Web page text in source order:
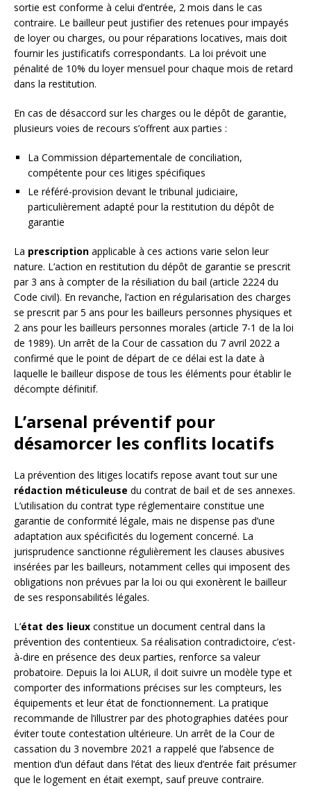
sortie est conforme à celui d’entrée, 2 mois dans le cas
contraire. Le bailleur peut justifier des retenues pour impayés
de loyer ou charges, ou pour réparations locatives, mais doit
fournir les justificatifs correspondants. La loi prévoit une
pénalité de 10% du loyer mensuel pour chaque mois de retard
dans la restitution.
En cas de désaccord sur les charges ou le dépôt de garantie,
plusieurs voies de recours s’offrent aux parties :
La Commission départementale de conciliation,
compétente pour ces litiges spécifiques
Le référé-provision devant le tribunal judiciaire,
particulièrement adapté pour la restitution du dépôt de
garantie
La prescription applicable à ces actions varie selon leur
nature. L’action en restitution du dépôt de garantie se prescrit
par 3 ans à compter de la résiliation du bail (article 2224 du
Code civil). En revanche, l’action en régularisation des charges
se prescrit par 5 ans pour les bailleurs personnes physiques et
2 ans pour les bailleurs personnes morales (article 7-1 de la loi
de 1989). Un arrêt de la Cour de cassation du 7 avril 2022 a
confirmé que le point de départ de ce délai est la date à
laquelle le bailleur dispose de tous les éléments pour établir le
décompte définitif.
L’arsenal préventif pour
désamorcer les conflits locatifs
La prévention des litiges locatifs repose avant tout sur une
rédaction méticuleuse du contrat de bail et de ses annexes.
L’utilisation du contrat type réglementaire constitue une
garantie de conformité légale, mais ne dispense pas d’une
adaptation aux spécificités du logement concerné. La
jurisprudence sanctionne régulièrement les clauses abusives
insérées par les bailleurs, notamment celles qui imposent des
obligations non prévues par la loi ou qui exonèrent le bailleur
de ses responsabilités légales.
L’état des lieux constitue un document central dans la
prévention des contentieux. Sa réalisation contradictoire, c’est-
à-dire en présence des deux parties, renforce sa valeur
probatoire. Depuis la loi ALUR, il doit suivre un modèle type et
comporter des informations précises sur les compteurs, les
équipements et leur état de fonctionnement. La pratique
recommande de l’illustrer par des photographies datées pour
éviter toute contestation ultérieure. Un arrêt de la Cour de
cassation du 3 novembre 2021 a rappelé que l’absence de
mention d’un défaut dans l’état des lieux d’entrée fait présumer
que le logement en était exempt, sauf preuve contraire.